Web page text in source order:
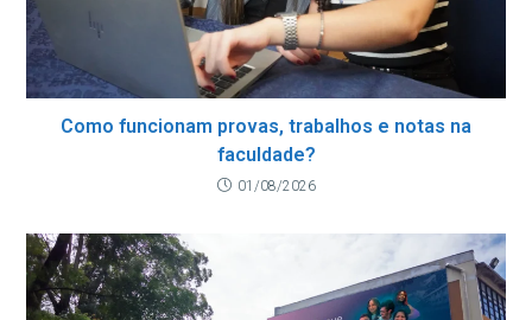
Como funcionam provas, trabalhos e notas na
faculdade?
01/08/2026